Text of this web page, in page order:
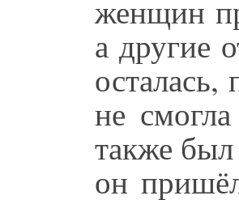
женщин
а другие
не
также
он